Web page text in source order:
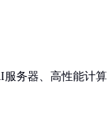
服务器、高性能计算